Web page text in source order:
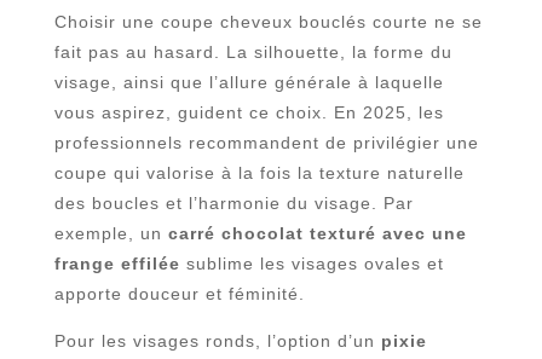
Choisir une coupe cheveux bouclés courte ne se
fait pas au hasard. La silhouette, la forme du
visage, ainsi que l’allure générale à laquelle
vous aspirez, guident ce choix. En 2025, les
professionnels recommandent de privilégier une
coupe qui valorise à la fois la texture naturelle
des boucles et l’harmonie du visage. Par
exemple, un carré chocolat texturé avec une
frange effilée sublime les visages ovales et
apporte douceur et féminité.
Pour les visages ronds, l’option d’un pixie